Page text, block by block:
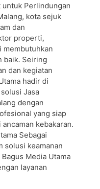
untuk Perlindungan
kota sejuk
dan
properti,
membutuhkan
baik. Seiring
dan kegiatan
hadir di
Jasa
dengan
yang siap
kebakaran.
Sebagai
solusi keamanan
Media Utama
layanan